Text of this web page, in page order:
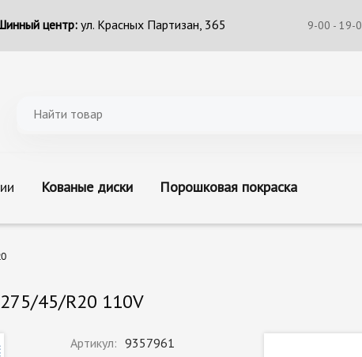
центр:ул. Красных Партизан, 365 9-00 - 19-
Кованые диски Порошковая покраска
45/R20 110V
Артикул: 9357961